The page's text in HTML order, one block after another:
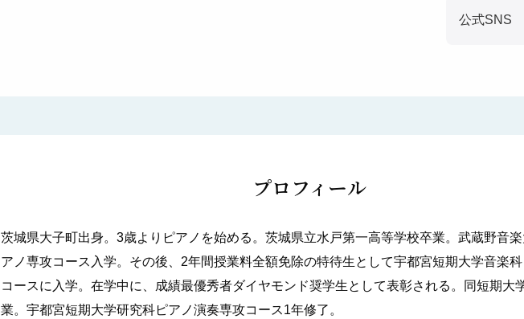
公式SNS
プロフィール
茨城県大子町出身。3歳よりピアノを始める。茨城県立水戸第一高等学校卒業。武蔵野音
アノ専攻コース入学。その後、2年間授業料全額免除の特待生として宇都宮短期大学音楽
コースに入学。在学中に、成績最優秀者ダイヤモンド奨学生として表彰される。同短期大
業。宇都宮短期大学研究科ピアノ演奏専攻コース1年修了。